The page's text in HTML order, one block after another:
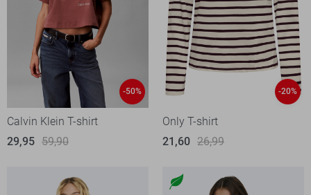
-50%
Calvin Klein T-shirt
29,95 59,90
-20%
Only T-shirt
21,60 26,99